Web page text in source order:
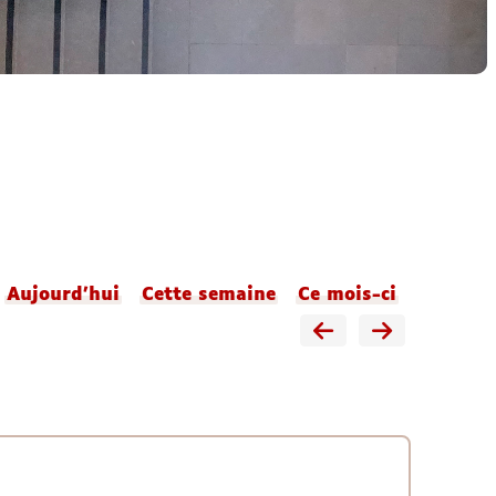
Aujourd'hui Cette semaine Ce mois-ci